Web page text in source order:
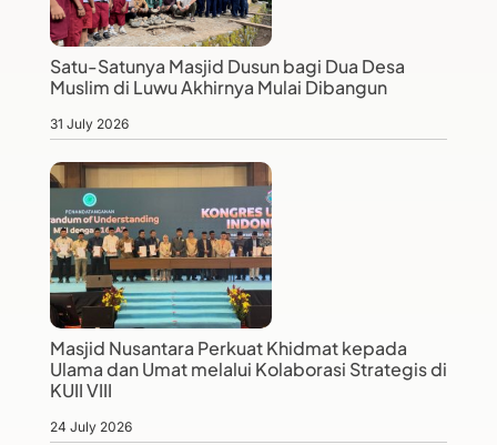
Satu-Satunya Masjid Dusun bagi Dua Desa
Muslim di Luwu Akhirnya Mulai Dibangun
31 July 2026
Masjid Nusantara Perkuat Khidmat kepada
Ulama dan Umat melalui Kolaborasi Strategis di
KUII VIII
24 July 2026